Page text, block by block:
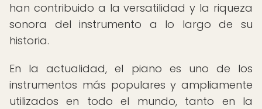
han contribuido a la versatilidad y la riqueza
sonora del instrumento a lo largo de su
historia.
En la actualidad, el piano es uno de los
instrumentos más populares y ampliamente
utilizados en todo el mundo, tanto en la